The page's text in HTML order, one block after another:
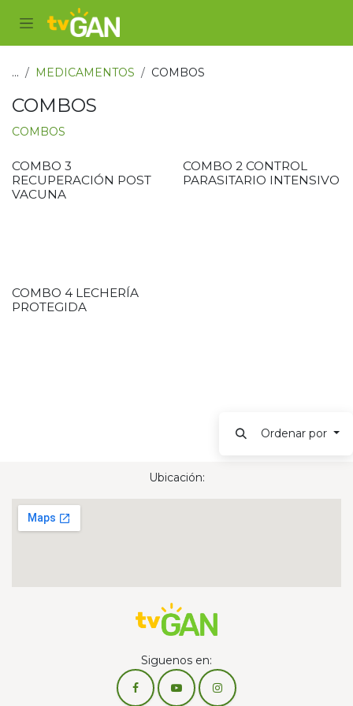
... MEDICAMENTOS COMBOS
COMBOS
COMBOS
COMBO 3
RECUPERACIÓN POST
VACUNA
COMBO 2 CONTROL
PARASITARIO INTENSIVO
COMBO 4 LECHERÍA
PROTEGIDA
Ordenar por
Ubicación:
Siguenos en: